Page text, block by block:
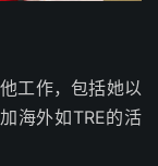
工作，包括她以
海外如TRE的活